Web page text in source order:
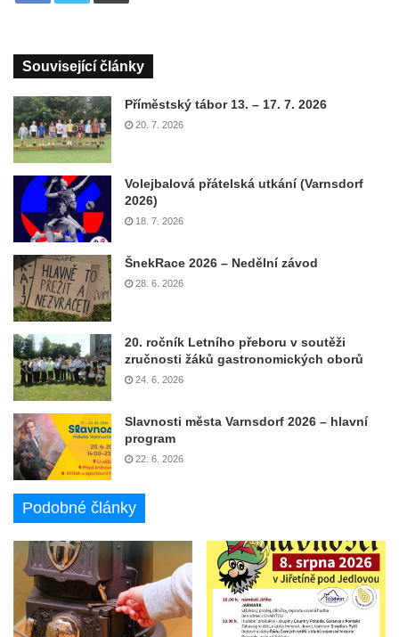
Související články
Příměstský tábor 13. – 17. 7. 2026
20. 7. 2026
Volejbalová přátelská utkání (Varnsdorf
2026)
18. 7. 2026
ŠnekRace 2026 – Nedělní závod
28. 6. 2026
20. ročník Letního přeboru v soutěži
zručnosti žáků gastronomických oborů
24. 6. 2026
Slavnosti města Varnsdorf 2026 – hlavní
program
22. 6. 2026
Podobné články